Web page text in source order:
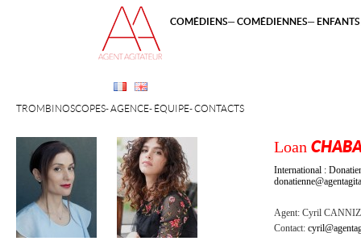
TROMBINOSCOPES AGENCE ÉQUIPE CONTACTS
COMÉDIENS COMÉDIENNES
Loan
International :
Agent: Cyril
Contact: